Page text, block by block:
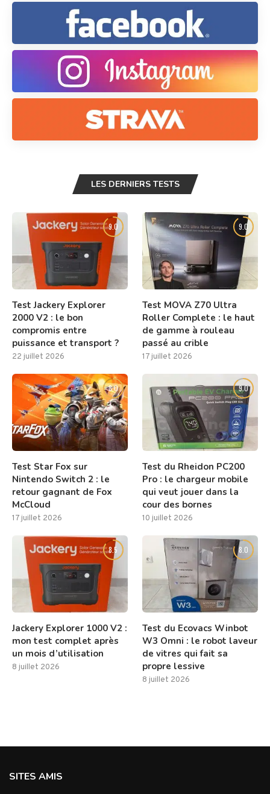
LES DERNIERS TESTS
9.0
Test Jackery Explorer
2000 V2 : le bon
compromis entre
puissance et transport ?
22 juillet 2026
9.0
Test MOVA Z70 Ultra
Roller Complete : le haut
de gamme à rouleau
passé au crible
17 juillet 2026
8.0
Test Star Fox sur
Nintendo Switch 2 : le
retour gagnant de Fox
McCloud
17 juillet 2026
9.0
Test du Rheidon PC200
Pro : le chargeur mobile
qui veut jouer dans la
cour des bornes
10 juillet 2026
8.5
Jackery Explorer 1000 V2 :
mon test complet après
un mois d’utilisation
8 juillet 2026
8.0
Test du Ecovacs Winbot
W3 Omni : le robot laveur
de vitres qui fait sa
propre lessive
8 juillet 2026
SITES AMIS